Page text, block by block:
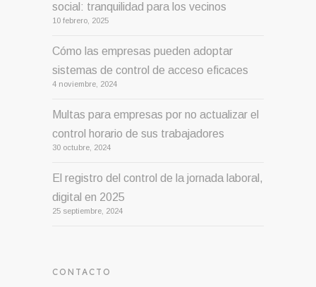
social: tranquilidad para los vecinos
10 febrero, 2025
Cómo las empresas pueden adoptar
sistemas de control de acceso eficaces
4 noviembre, 2024
Multas para empresas por no actualizar el
control horario de sus trabajadores
30 octubre, 2024
El registro del control de la jornada laboral,
digital en 2025
25 septiembre, 2024
CONTACTO